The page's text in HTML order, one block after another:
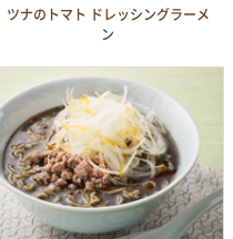
ツナのトマト ドレッシングラーメ
ン